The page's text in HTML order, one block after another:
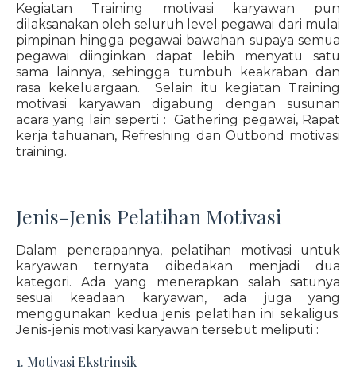
Kegiatan Training motivasi karyawan pun
dilaksanakan oleh seluruh level pegawai dari mulai
pimpinan hingga pegawai bawahan supaya semua
pegawai diinginkan dapat lebih menyatu satu
sama lainnya, sehingga tumbuh keakraban dan
rasa kekeluargaan. Selain itu kegiatan Training
motivasi karyawan digabung dengan susunan
acara yang lain seperti : Gathering pegawai, Rapat
kerja tahuanan, Refreshing dan Outbond motivasi
training.
Jenis-Jenis Pelatihan Motivasi
Dalam penerapannya, pelatihan motivasi untuk
karyawan ternyata dibedakan menjadi dua
kategori. Ada yang menerapkan salah satunya
sesuai keadaan karyawan, ada juga yang
menggunakan kedua jenis pelatihan ini sekaligus.
Jenis-jenis motivasi karyawan tersebut meliputi :
1. Motivasi Ekstrinsik